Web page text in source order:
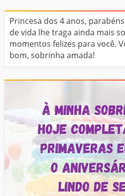
Princesa dos 4 anos,
de vida lhe traga ainda mais
momentos felizes para você.
bom, sobrinha amada!